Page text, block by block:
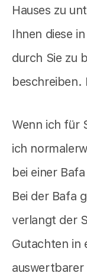
Hauses zu
Ihnen diese
durch Sie zu
beschreiben.
Wenn ich für
ich
bei einer
Bei der Bafa
verlangt der
Gutachten in